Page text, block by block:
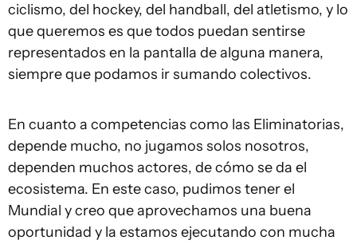
ciclismo, del hockey, del handball, del atletismo, y lo
que queremos es que todos puedan sentirse
representados en la pantalla de alguna manera,
siempre que podamos ir sumando colectivos.
En cuanto a competencias como las Eliminatorias,
depende mucho, no jugamos solos nosotros,
dependen muchos actores, de cómo se da el
ecosistema. En este caso, pudimos tener el
Mundial y creo que aprovechamos una buena
oportunidad y la estamos ejecutando con mucha